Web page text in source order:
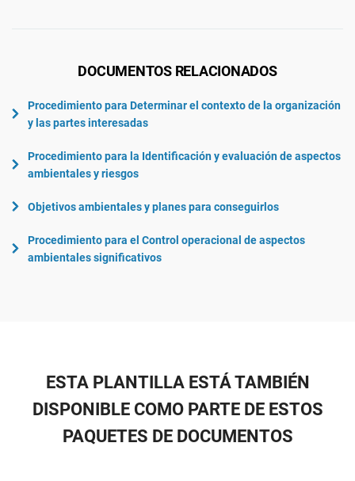
DOCUMENTOS RELACIONADOS
Procedimiento para Determinar el contexto de la organización
y las partes interesadas
Procedimiento para la Identificación y evaluación de aspectos
ambientales y riesgos
Objetivos ambientales y planes para conseguirlos
Procedimiento para el Control operacional de aspectos
ambientales significativos
ESTA PLANTILLA ESTÁ TAMBIÉN
DISPONIBLE COMO PARTE DE ESTOS
PAQUETES DE DOCUMENTOS